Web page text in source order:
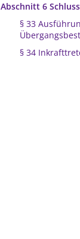
Abschnitt 6
§ 33
§ 34